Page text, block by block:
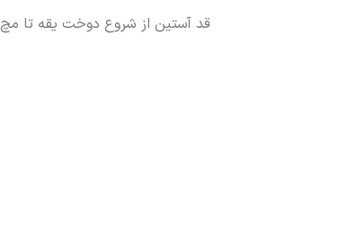
قد آستین از شروع دوخت یقه تا مچ 74 سانت